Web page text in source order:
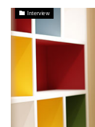
Interview